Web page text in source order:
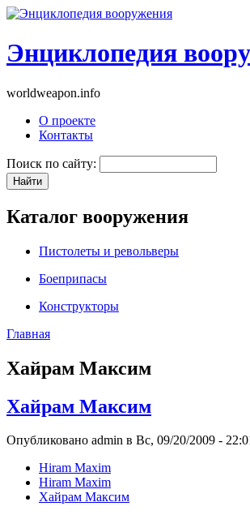
Энциклопедия
worldweapon.info
О проекте
Контакты
Поиск по сайту:
Каталог вооружения
Пистолеты и револьверы
Боеприпасы
Конструкторы
Главная
Хайрам Максим
Хайрам Максим
Опубликовано admin в Вс, 09/20/2009 -
Hiram Maxim
Hiram Maxim
Хайрам Максим